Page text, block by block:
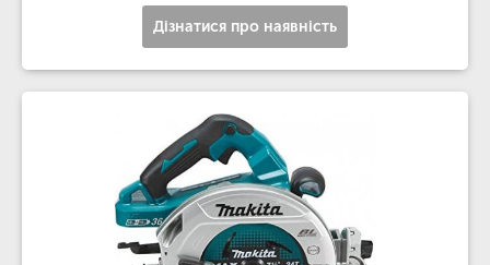
Дізнатися про наявність